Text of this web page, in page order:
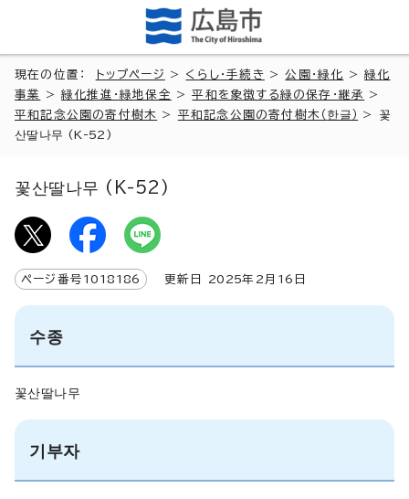
現在の位置： トップページ > くらし・手続き >公園・緑化 >緑化
事業
>緑化推進・緑地保全 >平和を象徴する緑の保存・継承
>
平和記念公園の寄付樹木
> 平和記念公園の寄付樹木（ 한글 ） > 꽃
산딸나무 (K-52)
꽃산딸나무 (K-52)
ページ番号 1018186 更新日 2025年2月 16 日
수종
꽃산딸나무
기부자